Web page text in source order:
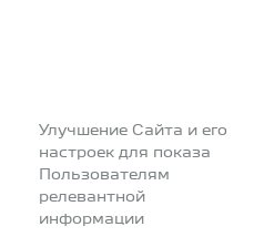
Улучшение Сайта и его
настроек для показа
Пользователям
релевантной
информации